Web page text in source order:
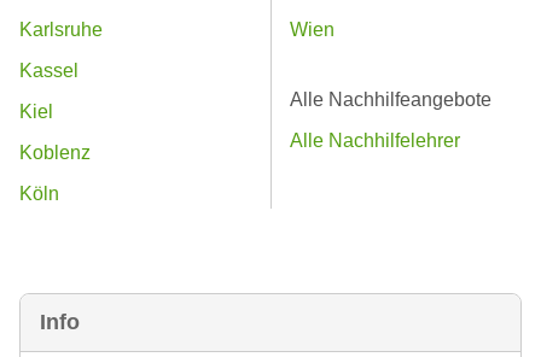
Info
Karlsruhe
Kassel
Kiel
Koblenz
Köln
Wien
Alle Nachhilfeangebote
Alle Nachhilfelehrer